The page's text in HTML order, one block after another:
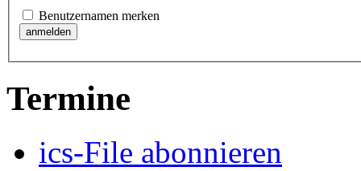
Benutzernamen merken
Termine
ics-File abonnieren